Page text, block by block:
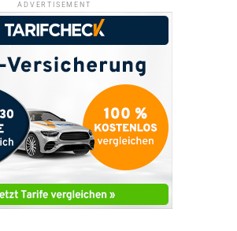
ADVERTISEMENT